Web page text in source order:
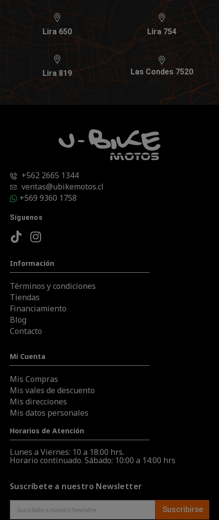
Lira 650 Lira 754
Lira 819 Las Condes 7520
+562 2665 1344
ventas@ubikemotos.cl
+569 9360 1758
Síguenos
Información
Términos y condiciones
Tiendas
Financiamiento
Blog
Contacto
Mi Cuenta
Mis Compras
Mis vales de descuento
Mis direcciones
Mis datos personales
Horarios de Atención
Lunes a Viernes: 10 a 18:00 hrs.
Horario continuado. Sábado: 10:00 a 14:00 hrs
Suscríbete a nuestro Newsletter
Suscribirse